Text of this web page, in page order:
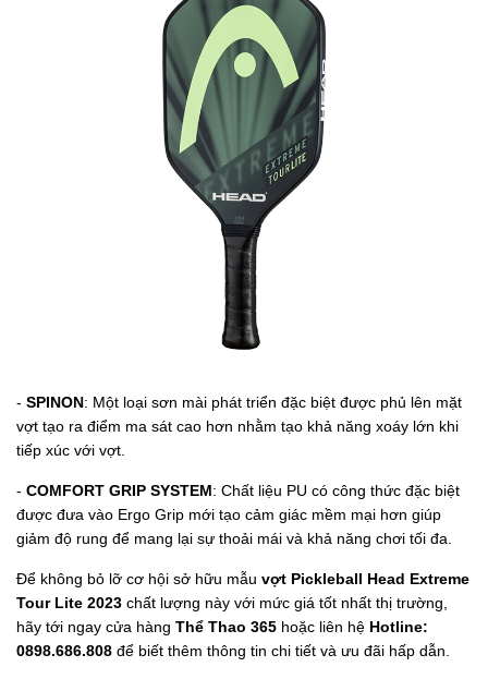
- SPINON: Một loại sơn mài phát triển đặc biệt được phủ lên mặt
vợt tạo ra điểm ma sát cao hơn nhằm tạo khả năng xoáy lớn khi
tiếp xúc với vợt.
- COMFORT GRIP SYSTEM: Chất liệu PU có công thức đặc biệt
được đưa vào Ergo Grip mới tạo cảm giác mềm mại hơn giúp
giảm độ rung để mang lại sự thoải mái và khả năng chơi tối đa.
Để không bỏ lỡ cơ hội sở hữu mẫu vợt Pickleball Head Extreme
Tour Lite 2023 chất lượng này với mức giá tốt nhất thị trường,
hãy tới ngay cửa hàng Thể Thao 365 hoặc liên hệ Hotline:
0898.686.808 để biết thêm thông tin chi tiết và ưu đãi hấp dẫn.